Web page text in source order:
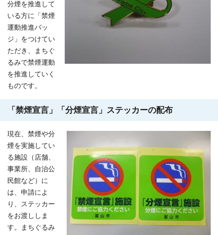
分煙を推進して
いる方に「禁煙
運動推進バッ
ジ」をつけてい
ただき、まちぐ
るみで禁煙運動
を推進していく
ものです。
「禁煙宣言」「分煙宣言」ステッカーの配布
現在、禁煙や分
煙を実施してい
る施設（店舗、
事業所、自治公
民館など）に
は、申請によ
り、ステッカー
をお渡ししま
す。まちぐるみ